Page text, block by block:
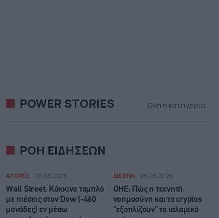
POWER STORIES Όλη η κατηγορία
ΡΟΗ ΕΙΔΗΣΕΩΝ
ΑΓΟΡΕΣ 06.08.2026
Wall Street: Κόκκινο ταμπλό
με πιέσεις στον Dow (-460
μονάδες) εν μέσω
ΔΙΕΘΝΗ 06.08.2026
ΟΗΕ: Πώς η τεχνητή
νοημοσύνη και τα cryptos
“εξοπλίζουν” το ισλαμικό